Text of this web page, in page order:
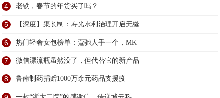
4 老铁，春节的年货买了吗？
5 【深度】渠长制：寿光水利治理开启无缝
6 热门轻奢女包榜单：蔻驰人手一个，MK
7 微信漂流瓶虽然没了，但代替它的新产品
8 鲁南制药捐赠1000万余元药品支援疫